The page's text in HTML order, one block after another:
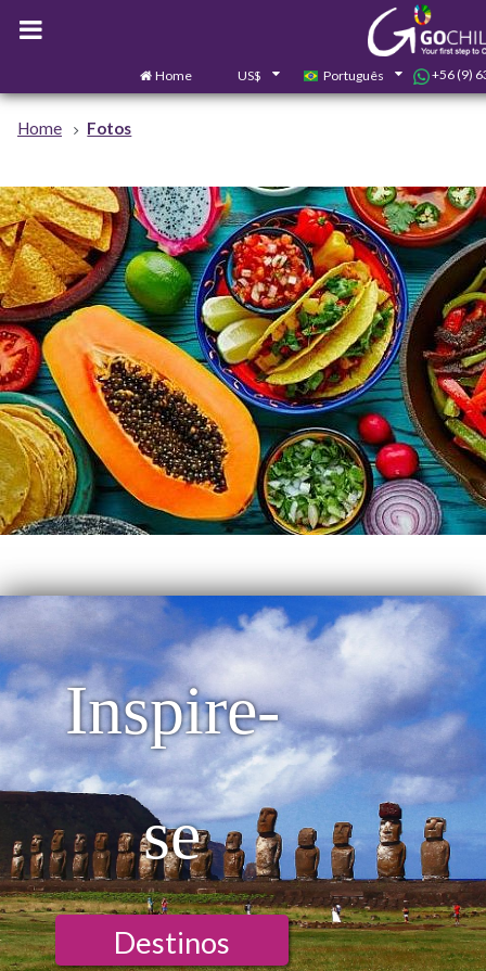
Home US$ Português +56 (9)
Home Fotos
Inspire-
se
Destinos